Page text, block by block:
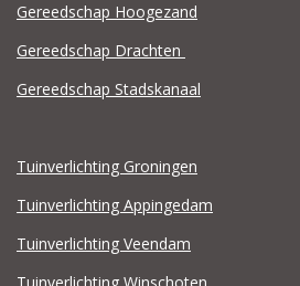
Gereedschap Hoogezand
Gereedschap Drachten
Gereedschap Stadskanaal
Tuinverlichting Groningen
Tuinverlichting Appingedam
Tuinverlichting Veendam